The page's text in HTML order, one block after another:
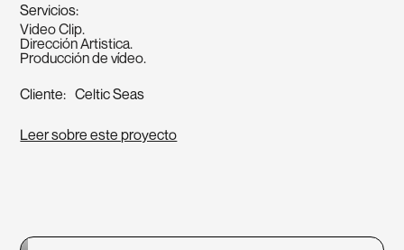
Servicios:
Video Clip.
Dirección Artistica.
Producción de vídeo.
Cliente: Celtic Seas
Leer sobre este proyecto